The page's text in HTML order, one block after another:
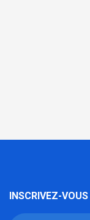
INSCRIVEZ-